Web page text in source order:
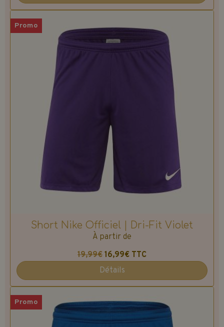
Promo
Short Nike Officiel | Dri-Fit Violet
À partir de
19,99€ 16,99€ TTC
Détails
Promo